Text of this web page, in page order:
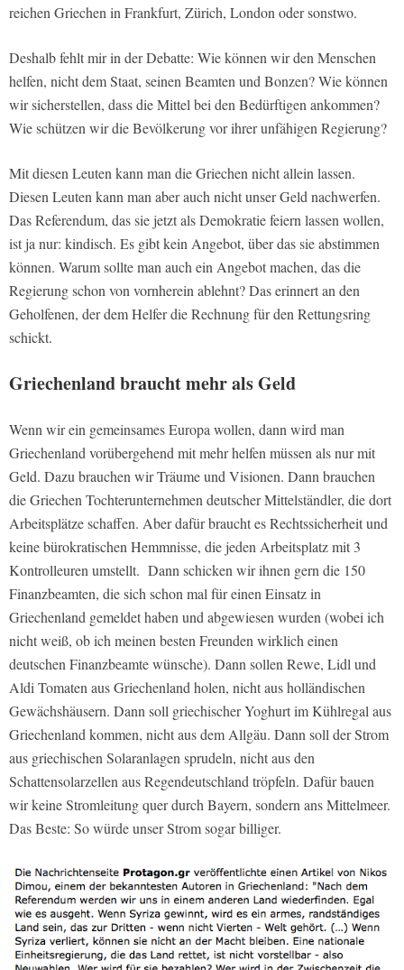
reichen Griechen in Frankfurt, Zürich, London oder sonstwo.
Deshalb fehlt mir in der Debatte: Wie können wir den Menschen
helfen, nicht dem Staat, seinen Beamten und Bonzen? Wie können
wir sicherstellen, dass die Mittel bei den Bedürftigen ankommen?
Wie schützen wir die Bevölkerung vor ihrer unfähigen Regierung?
Mit diesen Leuten kann man die Griechen nicht allein lassen.
Diesen Leuten kann man aber auch nicht unser Geld nachwerfen.
Das Referendum, das sie jetzt als Demokratie feiern lassen wollen,
ist ja nur: kindisch. Es gibt kein Angebot, über das sie abstimmen
können. Warum sollte man auch ein Angebot machen, das die
Regierung schon von vornherein ablehnt? Das erinnert an den
Geholfenen, der dem Helfer die Rechnung für den Rettungsring
schickt.
Griechenland braucht mehr als Geld
Wenn wir ein gemeinsames Europa wollen, dann wird man
Griechenland vorübergehend mit mehr helfen müssen als nur mit
Geld. Dazu brauchen wir Träume und Visionen. Dann brauchen
die Griechen Tochterunternehmen deutscher Mittelständler, die dort
Arbeitsplätze schaffen. Aber dafür braucht es Rechtssicherheit und
keine bürokratischen Hemmnisse, die jeden Arbeitsplatz mit 3
Kontrolleuren umstellt. Dann schicken wir ihnen gern die 150
Finanzbeamten, die sich schon mal für einen Einsatz in
Griechenland gemeldet haben und abgewiesen wurden (wobei ich
nicht weiß, ob ich meinen besten Freunden wirklich einen
deutschen Finanzbeamte wünsche). Dann sollen Rewe, Lidl und
Aldi Tomaten aus Griechenland holen, nicht aus holländischen
Gewächshäusern. Dann soll griechischer Yoghurt im Kühlregal aus
Griechenland kommen, nicht aus dem Allgäu. Dann soll der Strom
aus griechischen Solaranlagen sprudeln, nicht aus den
Schattensolarzellen aus Regendeutschland tröpfeln. Dafür bauen
wir keine Stromleitung quer durch Bayern, sondern ans Mittelmeer.
Das Beste: So würde unser Strom sogar billiger.